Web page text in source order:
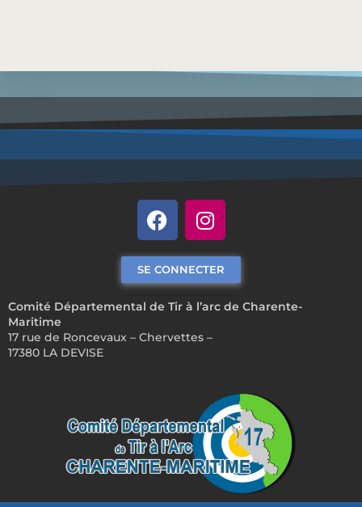
Comité Départemental de Tir à l’arc de Charente-
Maritime
17 rue de Roncevaux – Chervettes –
17380 LA DEVISE
SE CONNECTER